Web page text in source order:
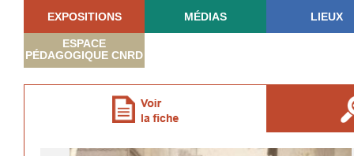
EXPOSITIONS MÉDIAS LIEUX
ESPACE
PÉDAGOGIQUE CNRD